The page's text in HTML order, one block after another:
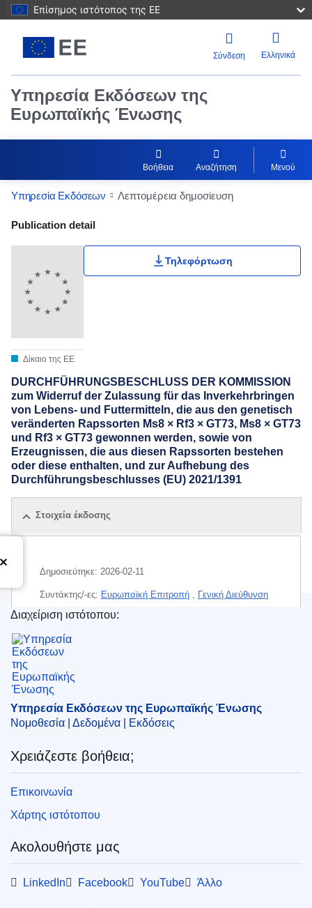
Επίσημος ιστότοπος της ΕΕ
Σύνδεση Ελληνικά
Υπηρεσία Εκδόσεων της
Ευρωπαϊκής Ένωσης
Βοήθεια Αναζήτηση Μενού
Υπηρεσία Εκδόσεων Λεπτομέρεια δημοσίευση
Publication Detail Actions Portlet
Publication detail
Δίκαιο της ΕΕ
Τηλεφόρτωση
DURCHFÜHRUNGSBESCHLUSS DER KOMMISSION
zum Widerruf der Zulassung für das Inverkehrbringen
von Lebens- und Futtermitteln, die aus den genetisch
veränderten Rapssorten Ms8 × Rf3 × GT73, Ms8 × GT73
und Rf3 × GT73 gewonnen werden, sowie von
Erzeugnissen, die aus diesen Rapssorten bestehen
oder diese enthalten, und zur Aufhebung des
Durchführungsbeschlusses (EU) 2021/1391
Στοιχεία έκδοσης
Δημοσιεύτηκε: 2026-02-11
Συντάκτης/-ες: Ευρωπαϊκή Επιτροπή
Γενική Διεύθυνση
Υγείας και Ασφάλειας των Τροφίμων
IMMC : C(2026)739
Υπηρεσία Εκδόσεων της Ευρωπαϊκής Ένωσης
Διαχείριση ιστότοπου:
Υπηρεσία Εκδόσεων της Ευρωπαϊκής Ένωσης
Νομοθεσία | Δεδομένα | Εκδόσεις
Χρειάζεστε βοήθεια;
Επικοινωνία
Χάρτης ιστότοπου
Ακολουθήστε μας
LinkedIn Facebook YouTube Άλλο